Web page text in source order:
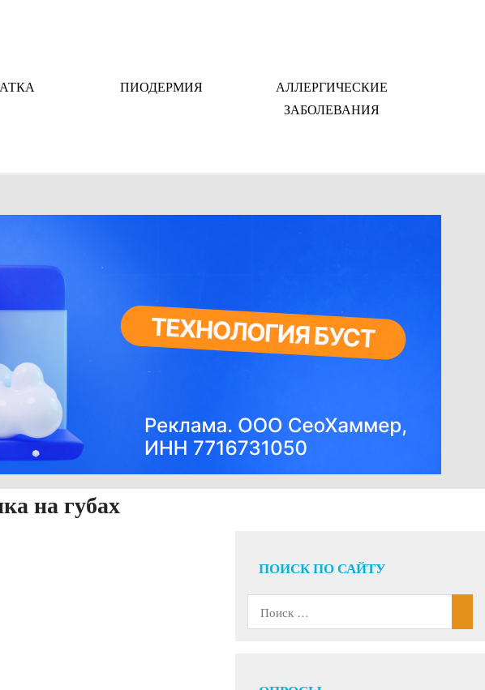
ПИОДЕРМИЯ
АЛЛЕРГИЧЕСКИЕ
ЗАБОЛЕВАНИЯ
на губах
ПОИСК ПО САЙТУ